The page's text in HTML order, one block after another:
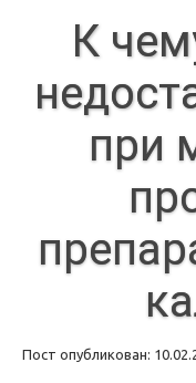
К
при
Пост опубликован: